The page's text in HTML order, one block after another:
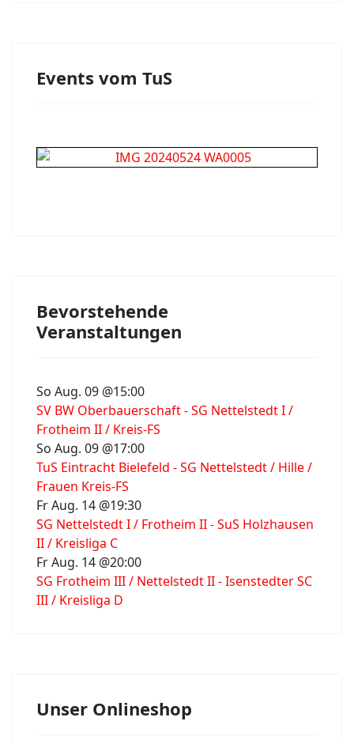
Events vom TuS
Bevorstehende
Veranstaltungen
So Aug. 09 @15:00
SV BW Oberbauerschaft - SG Nettelstedt I /
Frotheim II / Kreis-FS
So Aug. 09 @17:00
TuS Eintracht Bielefeld - SG Nettelstedt / Hille /
Frauen Kreis-FS
Fr Aug. 14 @19:30
SG Nettelstedt I / Frotheim II - SuS Holzhausen
II / Kreisliga C
Fr Aug. 14 @20:00
SG Frotheim III / Nettelstedt II - Isenstedter SC
III / Kreisliga D
Unser Onlineshop